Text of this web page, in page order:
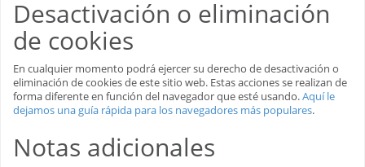
Desactivación o eliminación
de cookies
En cualquier momento podrá ejercer su derecho de desactivación o
eliminación de cookies de este sitio web. Estas acciones se realizan de
forma diferente en función del navegador que esté usando.Aquí le
dejamos una guía rápida para los navegadores más populares.
Notas adicionales